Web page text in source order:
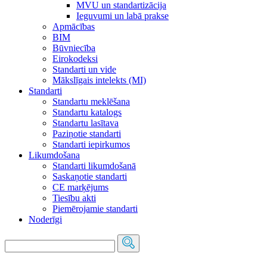
MVU un standartizācija
Ieguvumi un labā prakse
Apmācības
BIM
Būvniecība
Eirokodeksi
Standarti un vide
Mākslīgais intelekts (MI)
Standarti
Standartu meklēšana
Standartu katalogs
Standartu lasītava
Paziņotie standarti
Standarti iepirkumos
Likumdošana
Standarti likumdošanā
Saskaņotie standarti
CE marķējums
Tiesību akti
Piemērojamie standarti
Noderīgi